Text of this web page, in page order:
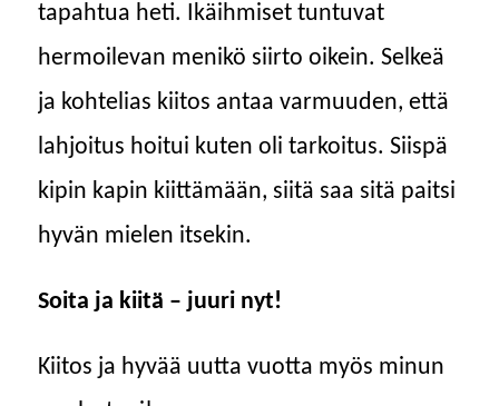
tapahtua heti. Ikäihmiset tuntuvat
hermoilevan menikö siirto oikein. Selkeä
ja kohtelias kiitos antaa varmuuden, että
lahjoitus hoitui kuten oli tarkoitus. Siispä
kipin kapin kiittämään, siitä saa sitä paitsi
hyvän mielen itsekin.
Soita ja kiitä – juuri nyt!
Kiitos ja hyvää uutta vuotta myös minun